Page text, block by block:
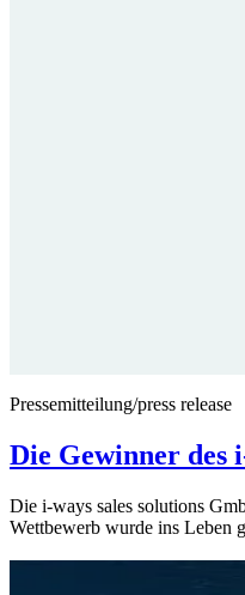
Pressemitteilung/press release
Die Gewinner des
Die i-ways sales solutions
Wettbewerb wurde ins Leben